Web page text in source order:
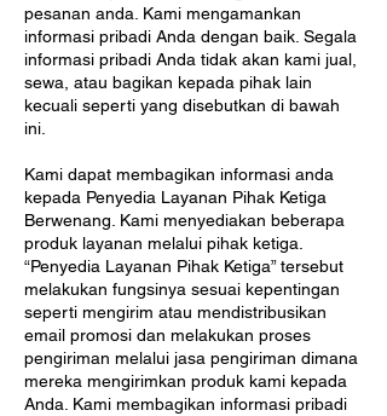
pesanan anda. Kami mengamankan
informasi pribadi Anda dengan baik. Segala
informasi pribadi Anda tidak akan kami jual,
sewa, atau bagikan kepada pihak lain
kecuali seperti yang disebutkan di bawah
ini.
Kami dapat membagikan informasi anda
kepada Penyedia Layanan Pihak Ketiga
Berwenang. Kami menyediakan beberapa
produk layanan melalui pihak ketiga.
“Penyedia Layanan Pihak Ketiga” tersebut
melakukan fungsinya sesuai kepentingan
seperti mengirim atau mendistribusikan
email promosi dan melakukan proses
pengiriman melalui jasa pengiriman dimana
mereka mengirimkan produk kami kepada
Anda. Kami membagikan informasi pribadi